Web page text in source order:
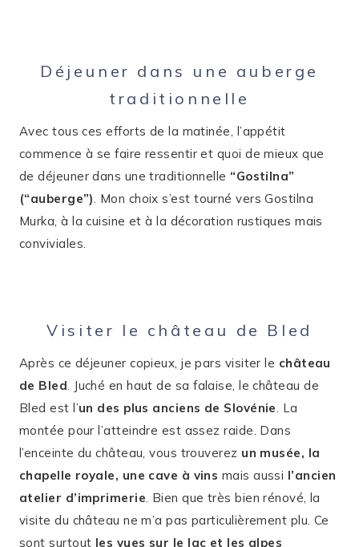
Déjeuner dans une auberge
traditionnelle
Avec tous ces efforts de la matinée, l’appétit
commence à se faire ressentir et quoi de mieux que
de déjeuner dans une traditionnelle “Gostilna”
(“auberge”) . Mon choix s’est tourné vers Gostilna
Murka, à la cuisine et à la décoration rustiques mais
conviviales.
Visiter le château de Bled
Après ce déjeuner copieux, je pars visiter le château
de Bled . Juché en haut de sa falaise, le château de
Bled est l’un des plus anciens de Slovénie . La
montée pour l’atteindre est assez raide. Dans
l’enceinte du château, vous trouverez un musée, la
chapelle royale, une cave à vins mais aussi l’ancien
atelier d’imprimerie . Bien que très bien rénové, la
visite du château ne m’a pas particulièrement plu. Ce
sont surtout les vues sur le lac et les alpes